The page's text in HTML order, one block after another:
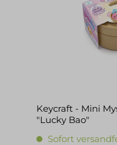
Keycraft - Mini
"Lucky Bao"
Sofort